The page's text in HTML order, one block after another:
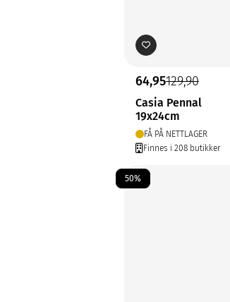
64,95129,90
Casia Pennal
19x24cm
FÅ PÅ NETTLAGER
Finnes i 208 butikker
50%